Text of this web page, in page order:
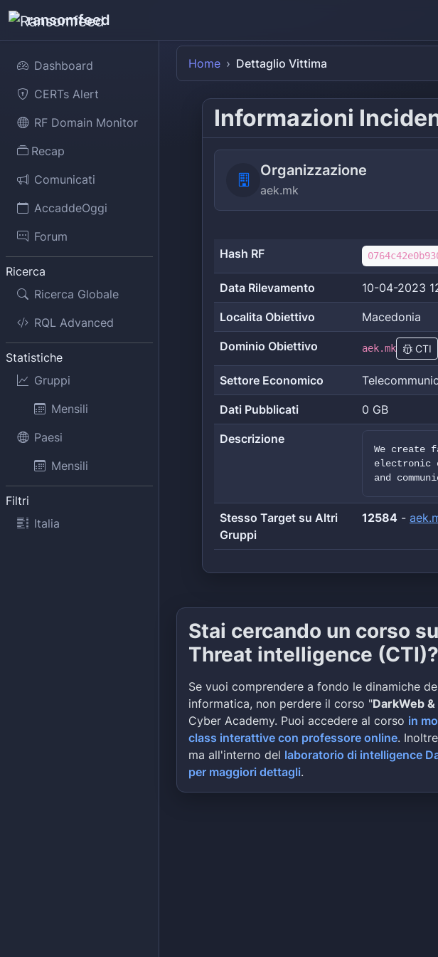
ransomfeed
Dashboard
CERTs Alert
RF Domain Monitor
Recap
Comunicati
AccaddeOggi
Forum
Ricerca
Ricerca Globale
RQL Advanced
Statistiche
Gruppi
Mensili
Paesi
Mensili
Filtri
Italia
Home Dettaglio Vittima
Informazioni
Organizzazione
aek.mk
Hash RF
Data Rilevamento 10-04-2023
Localita Obiettivo Macedonia
Dominio Obiettivo aek.mk CTI
Settore Economico
Dati Pubblicati 0 GB
Descrizione
We create
electronic
and
Stesso Target su Altri
Gruppi
12584 -
Stai cercando un corso
Threat intelligence (CTI)?
Se vuoi comprendere a fondo le dinamiche
informatica, non perdere il corso "DarkWeb
Cyber Academy. Puoi accedere al corso in
class interattive con professore online.
ma all'interno del laboratorio di intelligence
per maggiori dettagli.